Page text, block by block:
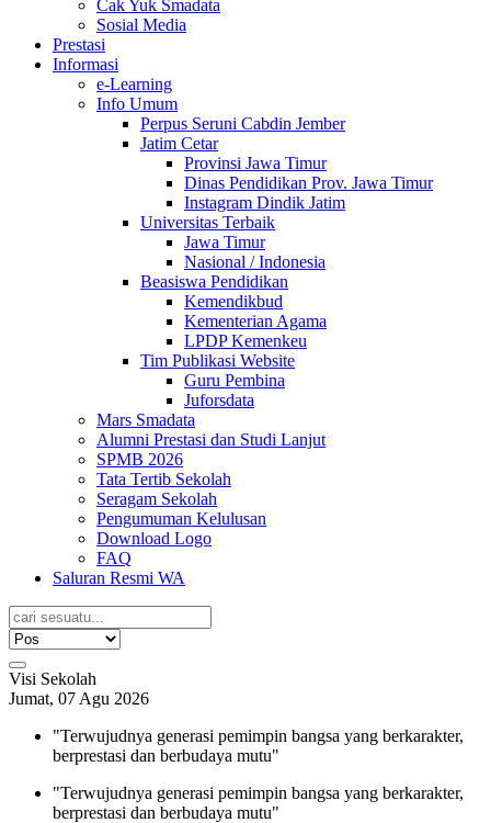
Cak Yuk Smadata
Sosial Media
Prestasi
Informasi
e-Learning
Info Umum
Perpus Seruni Cabdin Jember
Jatim Cetar
Provinsi Jawa Timur
Dinas Pendidikan Prov. Jawa Timur
Instagram Dindik Jatim
Universitas Terbaik
Jawa Timur
Nasional / Indonesia
Beasiswa Pendidikan
Kemendikbud
Kementerian Agama
LPDP Kemenkeu
Tim Publikasi Website
Guru Pembina
Juforsdata
Mars Smadata
Alumni Prestasi dan Studi Lanjut
SPMB 2026
Tata Tertib Sekolah
Seragam Sekolah
Pengumuman Kelulusan
Download Logo
FAQ
Saluran Resmi WA
Visi Sekolah
Jumat, 07 Agu 2026
"Terwujudnya generasi pemimpin bangsa yang berkarakter,
berprestasi dan berbudaya mutu"
"Terwujudnya generasi pemimpin bangsa yang berkarakter,
berprestasi dan berbudaya mutu"